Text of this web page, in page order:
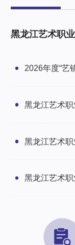
黑龙江艺术职
2026年度“艺
培训班圆满举
黑龙江艺术
黑龙江艺术
场感谢信
黑龙江艺术